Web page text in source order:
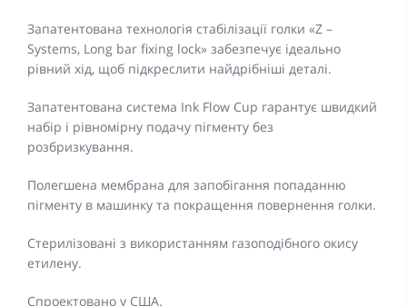
Запатентована технологія стабілізації голки «Z –
Systems, Long bar fixing lock» забезпечує ідеально
рівний хід, щоб підкреслити найдрібніші деталі.
Запатентована система Ink Flow Cup гарантує швидкий
набір і рівномірну подачу пігменту без
розбризкування.
Полегшена мембрана для запобігання попаданню
пігменту в машинку та покращення повернення голки.
Стерилізовані з використанням газоподібного окису
етилену.
Спроектовано у США.